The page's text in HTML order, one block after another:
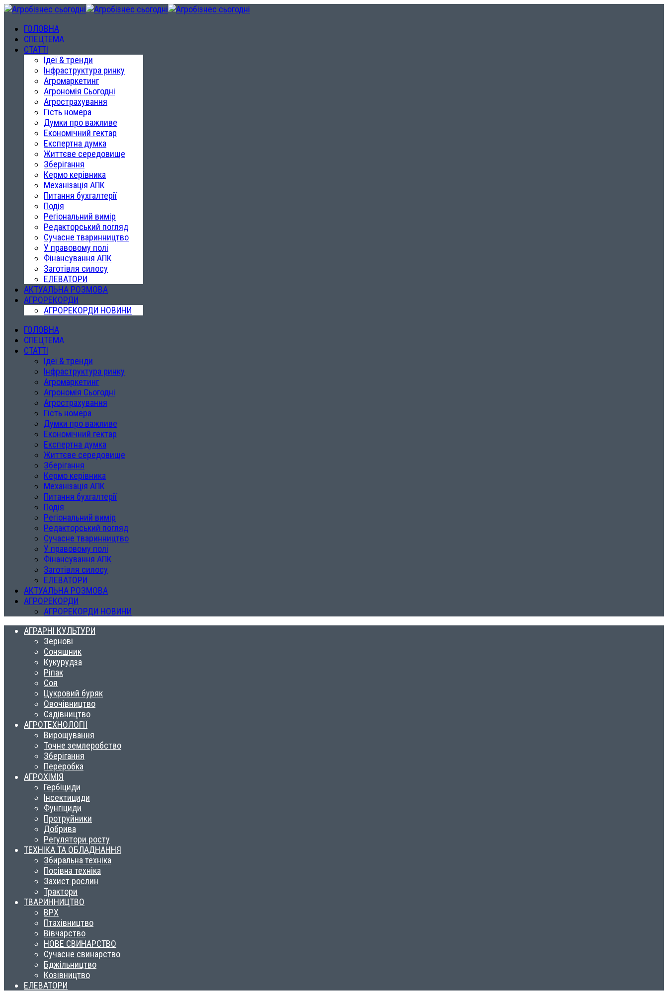
ГОЛОВНА
СПЕЦТЕМА
СТАТТІ
Ідеї & тренди
Інфраструктура ринку
Агромаркетинг
Агрономія Сьогодні
Агрострахування
Гість номера
Думки про важливе
Економічний гектар
Експертна думка
Життєве середовище
Зберігання
Кермо керівника
Механізація АПК
Питання бухгалтерії
Подія
Регіональний вимір
Редакторський погляд
Сучасне тваринництво
У правовому полі
Фінансування АПК
Заготівля силосу
ЕЛЕВАТОРИ
АКТУАЛЬНА РОЗМОВА
АГРОРЕКОРДИ
АГРОРЕКОРДИ НОВИНИ
ГОЛОВНА
СПЕЦТЕМА
СТАТТІ
Ідеї & тренди
Інфраструктура ринку
Агромаркетинг
Агрономія Сьогодні
Агрострахування
Гість номера
Думки про важливе
Економічний гектар
Експертна думка
Життєве середовище
Зберігання
Кермо керівника
Механізація АПК
Питання бухгалтерії
Подія
Регіональний вимір
Редакторський погляд
Сучасне тваринництво
У правовому полі
Фінансування АПК
Заготівля силосу
ЕЛЕВАТОРИ
АКТУАЛЬНА РОЗМОВА
АГРОРЕКОРДИ
АГРОРЕКОРДИ НОВИНИ
АГРАРНІ КУЛЬТУРИ
Зернові
Соняшник
Кукурудза
Ріпак
Соя
Цукровий буряк
Овочівництво
Садівництво
АГРОТЕХНОЛОГІЇ
Вирощування
Точне землеробство
Зберігання
Переробка
АГРОХІМІЯ
Гербіциди
Інсектициди
Фунгіциди
Протруйники
Добрива
Регулятори росту
ТЕХНІКА ТА ОБЛАДНАННЯ
Збиральна техніка
Посівна техніка
Захист рослин
Трактори
ТВАРИННИЦТВО
ВРХ
Птахівництво
Вівчарство
НОВЕ СВИНАРСТВО
Сучасне свинарство
Бджільництво
Козівництво
ЕЛЕВАТОРИ